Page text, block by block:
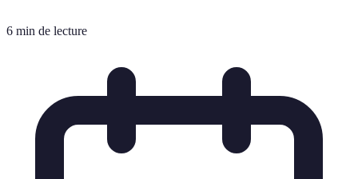
6 min de lecture